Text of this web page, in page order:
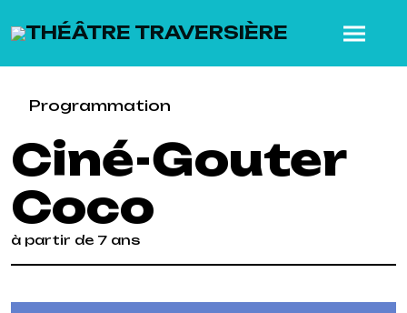
Programmation
Ciné-Gouter
Coco
à partir de 7 ans